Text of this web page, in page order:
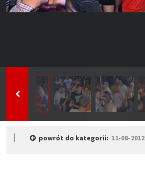
powrót do kategorii: 11-08-2012